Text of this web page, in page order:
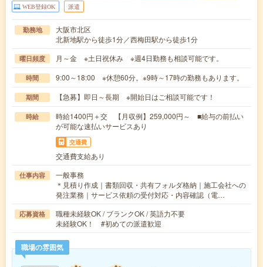
WEB登録OK 派遣
勤務地
大阪市北区
北新地駅から徒歩1分／西梅田駅から徒歩1分
曜日頻度 月～金 ※土日祝休み ※週4日勤務も相談可能です。
時間 9:00～18:00 ※休憩60分。※9時～17時の勤務もあります。
期間 【急募】即日～長期 ※開始日はご相談可能です！
時給
時給1400円＋交 【月収例】259,000円～ ■給与の前払い
が可能な速払いサービスあり
交通費
交通費支給あり
仕事内容
一般事務
＊見積り作成｜書類回収・共有フォルダ格納｜施工会社への
発注業務｜サービス依頼の受付対応・内容確認（電…
応募資格
職種未経験OK / ブランクOK / 英語力不要
未経験OK！ #初めての派遣歓迎
職場の雰囲気